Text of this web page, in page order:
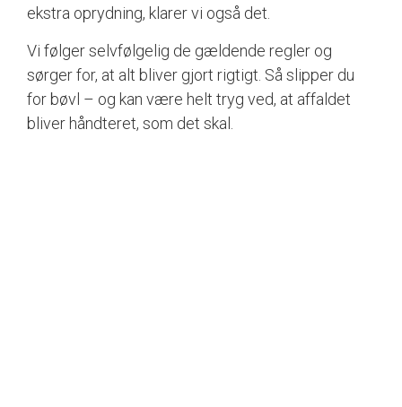
ekstra oprydning, klarer vi også det.
Vi følger selvfølgelig de gældende regler og
sørger for, at alt bliver gjort rigtigt. Så slipper du
for bøvl – og kan være helt tryg ved, at affaldet
bliver håndteret, som det skal.